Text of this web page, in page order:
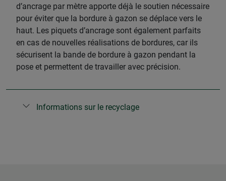
d’ancrage par mètre apporte déjà le soutien nécessaire
pour éviter que la bordure à gazon se déplace vers le
haut. Les piquets d’ancrage sont également parfaits
en cas de nouvelles réalisations de bordures, car ils
sécurisent la bande de bordure à gazon pendant la
pose et permettent de travailler avec précision.
Informations sur le recyclage